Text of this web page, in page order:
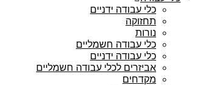
כלי עבודה ידניים
תחזוקה
נורות
כלי עבודה חשמליים
כלי עבודה ידניים
אביזרים לכלי עבודה חשמליים
מקדחים